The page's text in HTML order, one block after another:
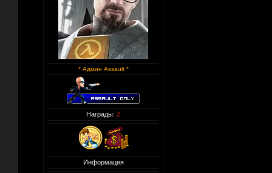
* Админ Assault *
Награды: 2
Информация